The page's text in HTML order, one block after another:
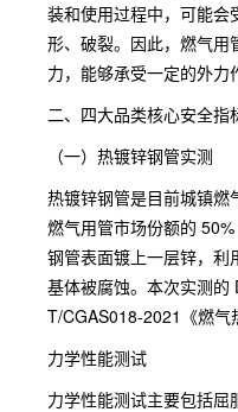
装和使用过程中，可能会
形、破裂。因此，燃气用
力，能够承受一定的外力
二、四大品类核心安全指
（一）热镀锌钢管实测
热镀锌钢管是目前城镇燃
燃气用管市场份额的
钢管表面镀上一层锌，利
基体被腐蚀。本次实测的
T/CGAS018-2021《燃气
力学性能测试
力学性能测试主要包括